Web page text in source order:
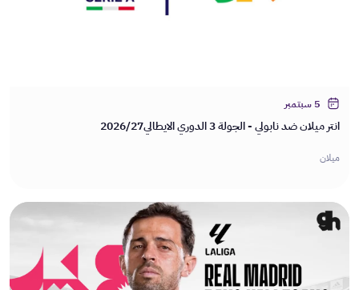
5 سبتمبر
انتر ميلان ضد نابولي - الجولة 3 الدوري الايطالي2026/27
ميلان